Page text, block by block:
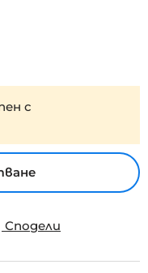
с
Сподели